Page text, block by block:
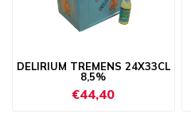
DELIRIUM TREMENS 24X33CL
8,5%
€44,40